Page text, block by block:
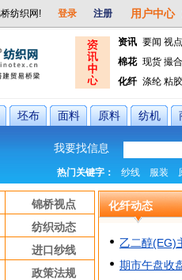
资讯 要闻 视点
棉花 现货 撮合
化纤 涤纶 粘胶
坯布 面料 原料 纺机
我要找信息
热门关键字： 纱线 服装
锦桥视点
纺织动态
进口纱线
政策法规
化纤动态
乙二醇(EG)
期市午盘收